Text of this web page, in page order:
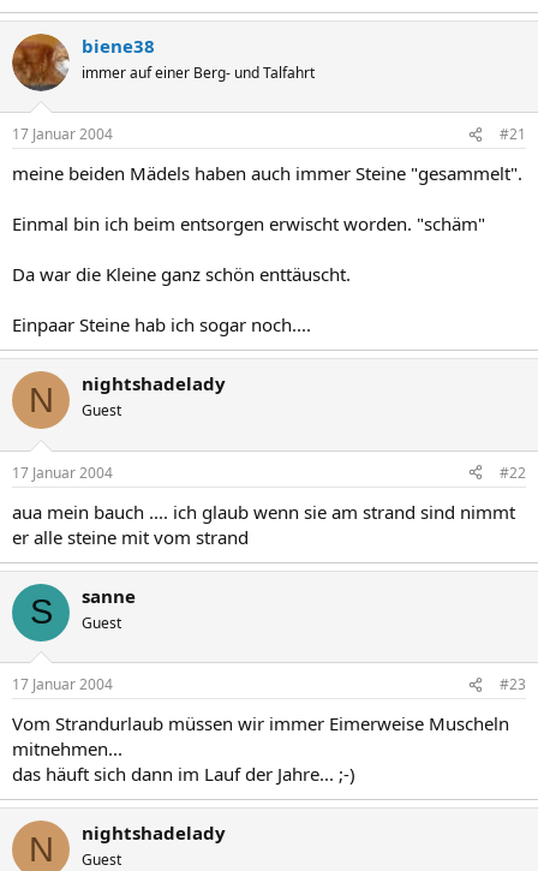
biene38
immer auf einer Berg- und Talfahrt
17 Januar 2004 #21
meine beiden Mädels haben auch immer Steine "gesammelt".
Einmal bin ich beim entsorgen erwischt worden. "schäm"
Da war die Kleine ganz schön enttäuscht.
Einpaar Steine hab ich sogar noch....
N nightshadelady
Guest
17 Januar 2004 #22
aua mein bauch .... ich glaub wenn sie am strand sind nimmt
er alle steine mit vom strand
S sanne
Guest
17 Januar 2004 #23
Vom Strandurlaub müssen wir immer Eimerweise Muscheln
mitnehmen...
das häuft sich dann im Lauf der Jahre... ;-)
N nightshadelady
Guest